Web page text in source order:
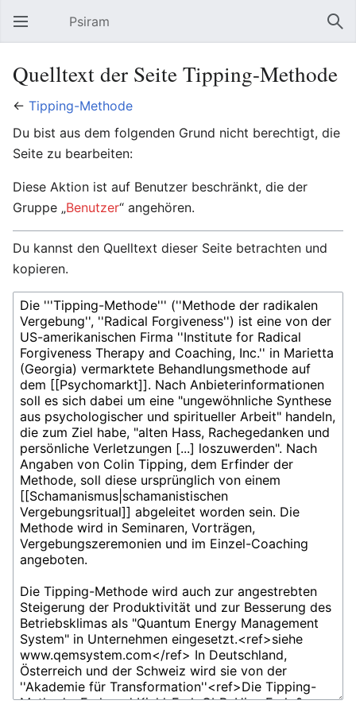
Hauptmenü öffnen Psiram
Quelltext der Seite Tipping-Methode
← Tipping-Methode
Du bist aus dem folgenden Grund nicht berechtigt, die
Seite zu bearbeiten:
Diese Aktion ist auf Benutzer beschränkt, die der
Gruppe „Benutzer“ angehören.
Du kannst den Quelltext dieser Seite betrachten und
kopieren.